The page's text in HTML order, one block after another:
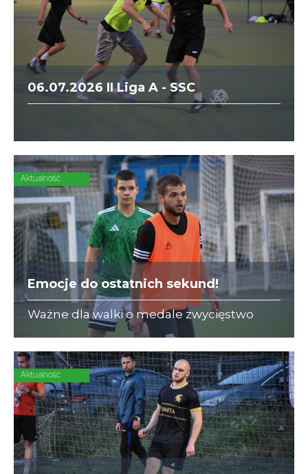
06.07.2026 II Liga A - SSC
Internazionale vs. Gravier
Aktualność
Emocje do ostatnich sekund!
Ważne dla walki o medale zwycięstwo
odnotował INTER-STAL, który zdobył
decydującego gola w ostatniej akcji
meczu.
Aktualność